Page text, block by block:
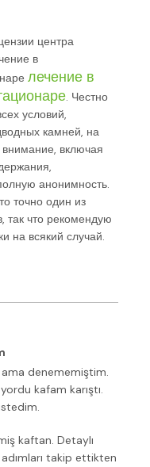
центра
в
лечение в
. Честно
условий,
камней, на
включая
анонимность.
точно один из
так что рекомендую
на всякий случай.
ama denememiştim.
kafam karıştı.
kaftan. Detaylı
takip ettikten